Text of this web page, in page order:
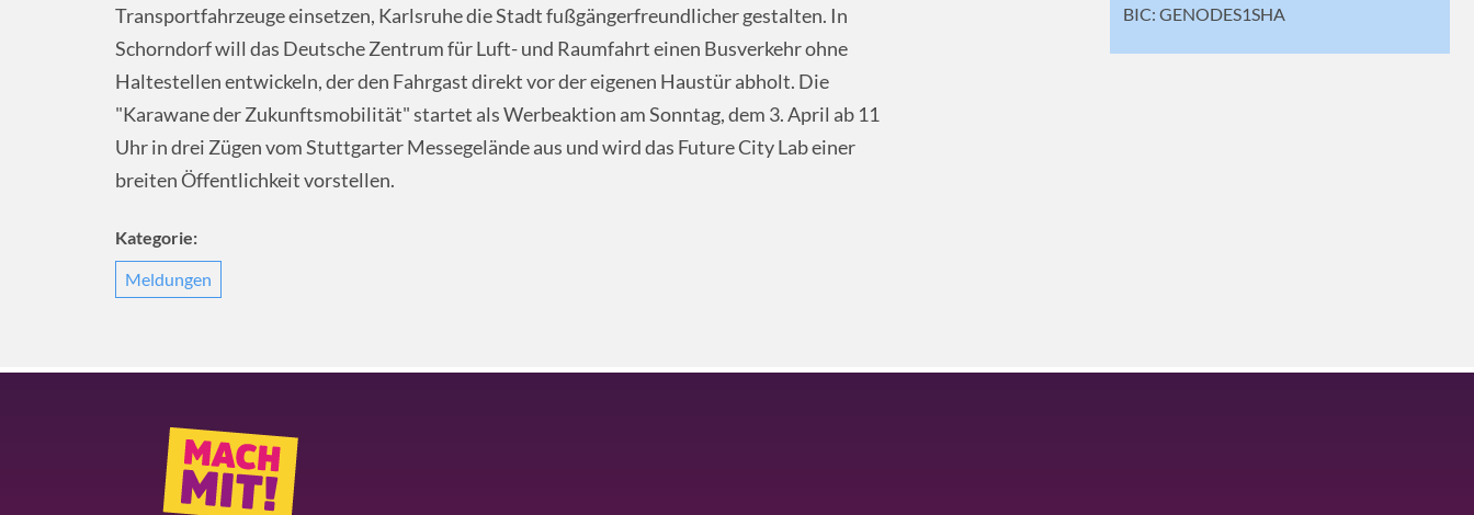
Transportfahrzeuge einsetzen, Karlsruhe die Stadt fußgängerfreundlicher gestalten. In
Schorndorf will das Deutsche Zentrum für Luft- und Raumfahrt einen Busverkehr ohne
Haltestellen entwickeln, der den Fahrgast direkt vor der eigenen Haustür abholt. Die
"Karawane der Zukunftsmobilität" startet als Werbeaktion am Sonntag, dem 3. April ab 11
Uhr in drei Zügen vom Stuttgarter Messegelände aus und wird das Future City Lab einer
breiten Öffentlichkeit vorstellen.
Kategorie:
Meldungen
BIC: GENODES1SHA